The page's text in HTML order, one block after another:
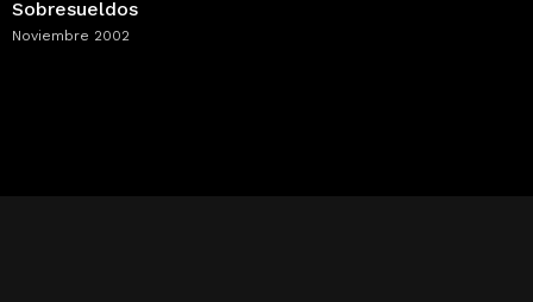
Sobresueldos
Noviembre 2002